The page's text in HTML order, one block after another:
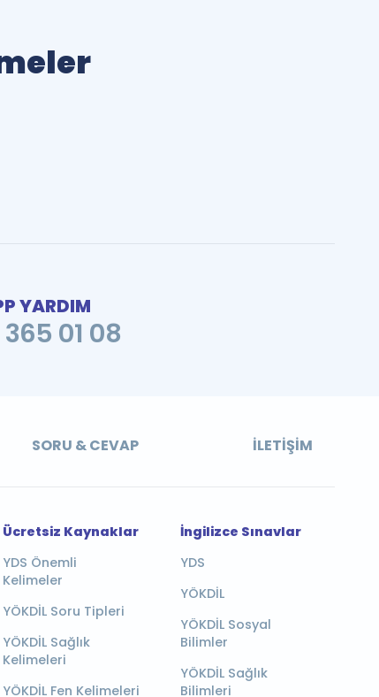
YARDIM
01 08
SORU & CEVAP İLETIŞIM
Ücretsiz Kaynaklar
YDS Önemli
Kelimeler
YÖKDİL Soru Tipleri
YÖKDİL Sağlık
Kelimeleri
YÖKDİL Fen Kelimeleri
İngilizce Sınavlar
YDS
YÖKDİL
YÖKDİL Sosyal
Bilimler
YÖKDİL Sağlık
Bilimleri